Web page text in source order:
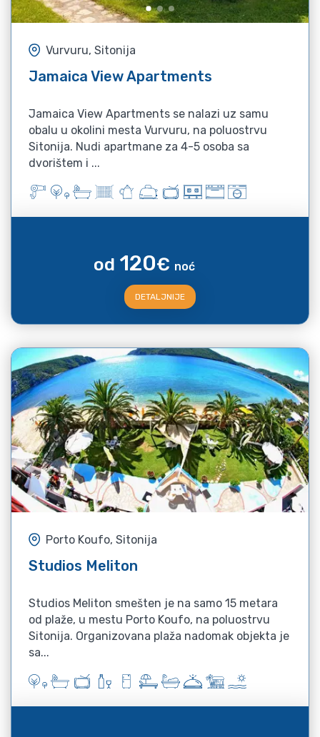
Vurvuru, Sitonija
Jamaica View Apartments
Jamaica View Apartments se nalazi uz samu
obalu u okolini mesta Vurvuru, na poluostrvu
Sitonija. Nudi apartmane za 4-5 osoba sa
dvorištem i ...
od 120€ noć
DETALJNIJE
Porto Koufo, Sitonija
Studios Meliton
Studios Meliton smešten je na samo 15 metara
od plaže, u mestu Porto Koufo, na poluostrvu
Sitonija. Organizovana plaža nadomak objekta je
sa...